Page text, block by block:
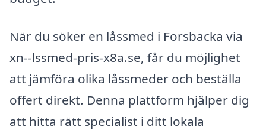
När du söker en låssmed i Forsbacka via
xn--lssmed-pris-x8a.se, får du möjlighet
att jämföra olika låssmeder och beställa
offert direkt. Denna plattform hjälper dig
att hitta rätt specialist i ditt lokala